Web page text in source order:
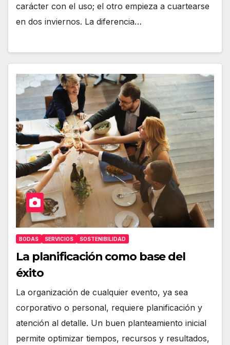
carácter con el uso; el otro empieza a cuartearse
en dos inviernos. La diferencia…
BODAS SERVICIOS SOSTENIBILIDAD
La planificación como base del
éxito
La organización de cualquier evento, ya sea
corporativo o personal, requiere planificación y
atención al detalle. Un buen planteamiento inicial
permite optimizar tiempos, recursos y resultados,